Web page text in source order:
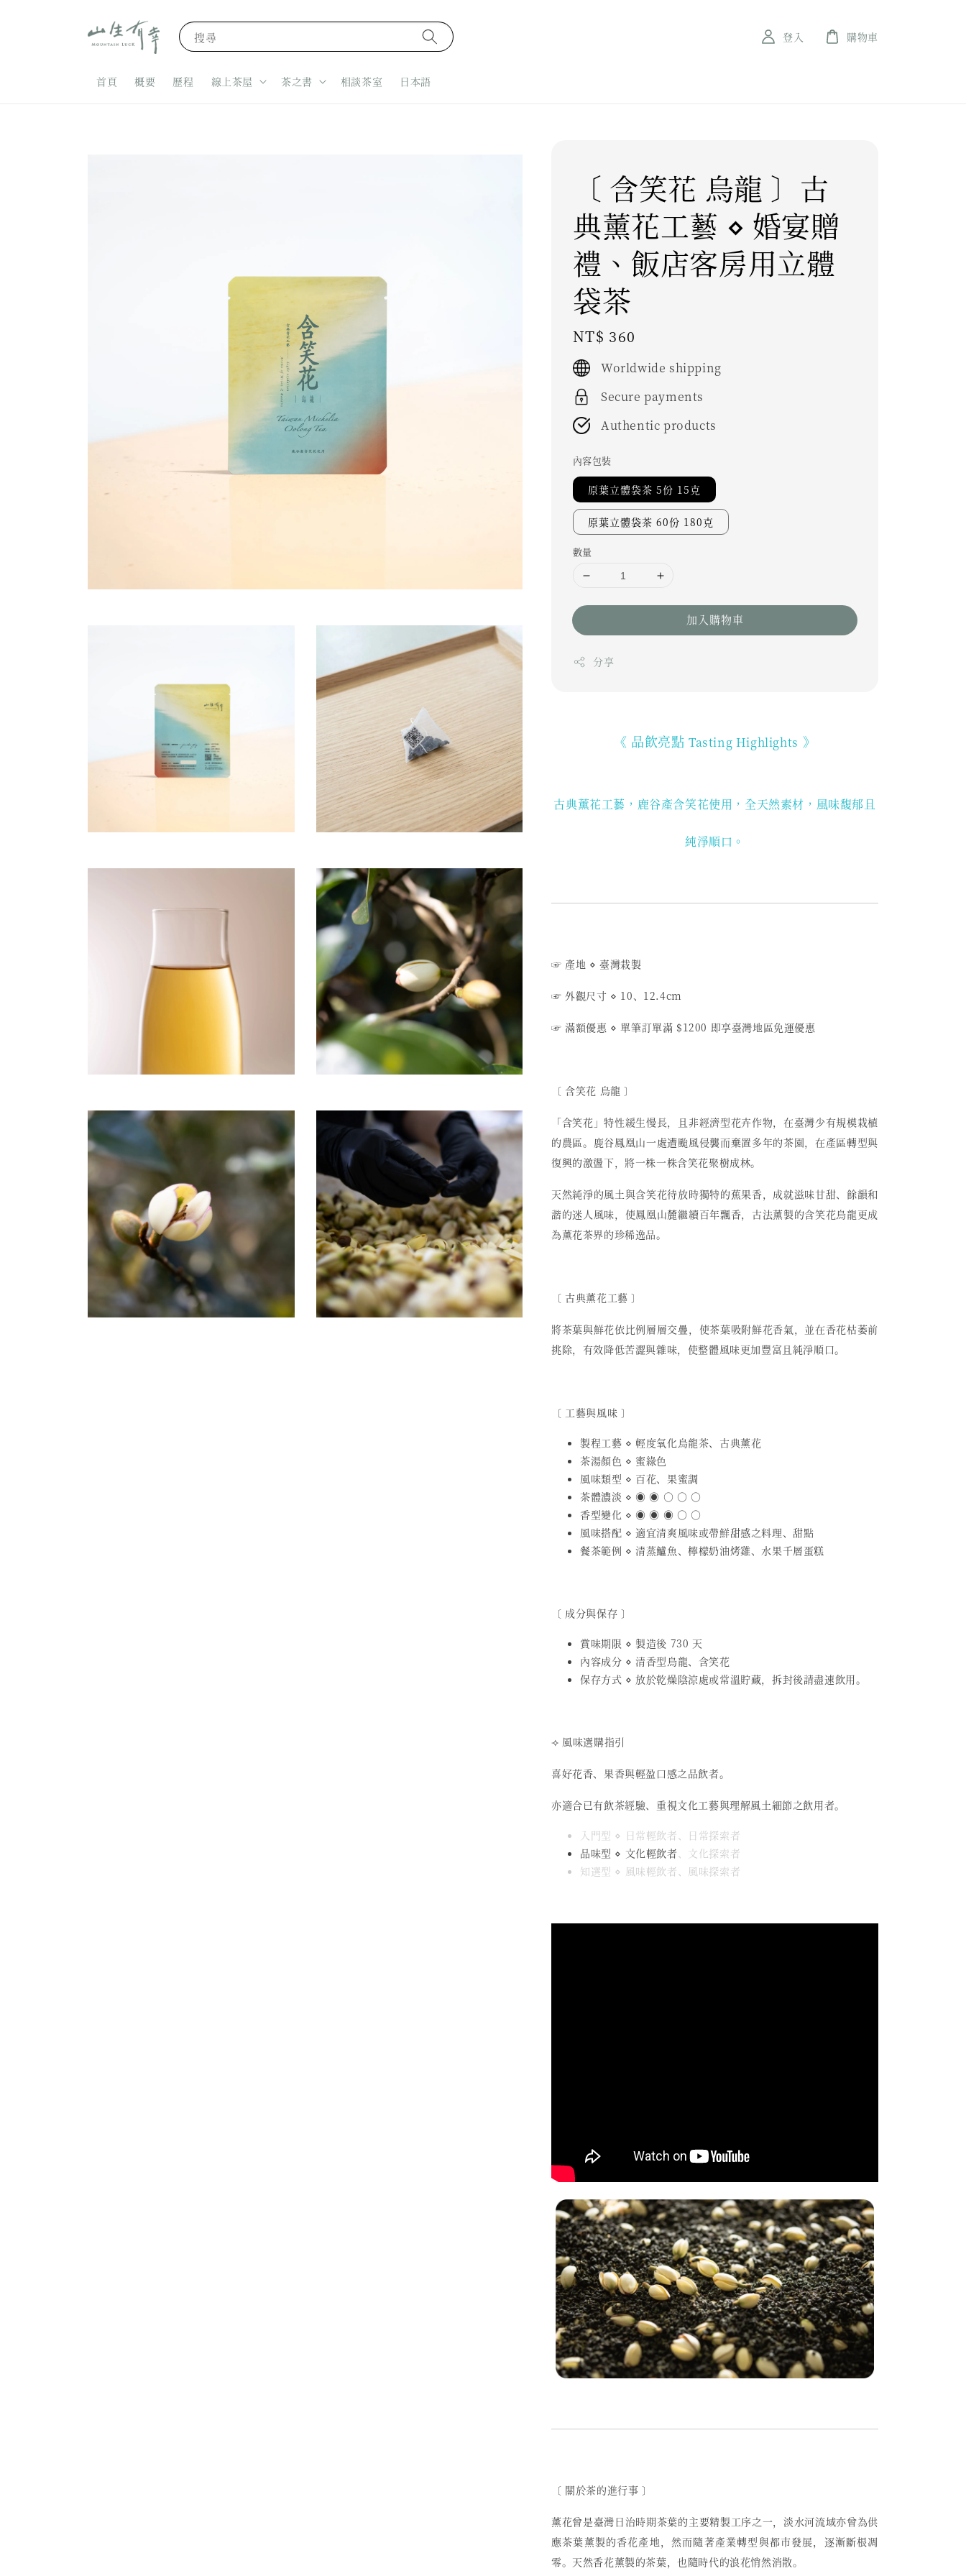
搜尋
首頁 概要 歷程 線上茶屋 茶之書 相談茶室 日本語
登入 購物車
〔 含笑花 烏龍 〕古
典薰花工藝 ⋄ 婚宴贈
禮、飯店客房用立體
袋茶
Regular
price
NT$ 360
Worldwide shipping
Secure payments
Authentic products
內容包裝
原葉立體袋茶 5份 15克
原葉立體袋茶 60份 180克
數量
加入購物車
分享
《 品飲亮點Tasting Highlights 》
古典薰花工藝，鹿谷產含笑花使用 ，全天然素材，風味馥郁且
純淨順口。
☞ 產地 ⋄ 臺灣栽製
☞ 外觀尺寸 ⋄ 10、12.4cm
☞ 滿額優惠 ⋄ 單筆訂單滿 $1200 即享臺灣地區免運優惠
〔 含笑花 烏龍 〕
「含笑花」特性緩生慢長，且非經濟型花卉作物，在臺灣少有規模栽植
的農區。鹿谷鳳凰山一處遭颱風侵襲而棄置多年的茶園，在產區轉型與
復興的激盪下，將一株一株含笑花聚樹成林。
天然純淨的風土與含笑花待放時獨特的蕉果香，成就滋味甘甜、餘韻和
諧的迷人風味，使鳳凰山麓繼續百年飄香，古法薰製的含笑花烏龍更成
為薰花茶界的珍稀逸品。
〔 古典薰花工藝 〕
將茶葉與鮮花依比例層層交疊，使茶葉吸附鮮花香氣，並在香花枯萎前
挑除，有效降低苦澀與雜味，使整體風味更加豐富且純淨順口。
〔 工藝與風味 〕
製程工藝 ⋄ 輕度氧化烏龍茶、古典薰花
茶湯顏色 ⋄ 蜜綠色
風味類型 ⋄ 百花、果蜜調
茶體濃淡 ⋄ ◉ ◉ ○ ○ ○
香型變化 ⋄ ◉ ◉ ◉ ○ ○
風味搭配 ⋄ 適宜清爽風味或帶鮮甜感之料理、甜點
餐茶範例 ⋄ 清蒸鱸魚、檸檬奶油烤雞、水果千層蛋糕
〔 成分與保存 〕
賞味期限 ⋄ 製造後 730 天
內容成分 ⋄ 清香型烏龍、含笑花
保存方式 ⋄ 放於乾燥陰涼處或常溫貯藏，拆封後請盡速飲用。
⟢ 風味選購指引
喜好花香、果香與輕盈口感之品飲者。
亦適合已有飲茶經驗、重視文化工藝與理解風土細節之飲用者。
入門型 ⋄ 日常輕飲者、日常探索者
品味型 ⋄ 文化輕飲者、文化探索者
知選型 ⋄ 風味輕飲者、風味探索者
〔 關於茶的進行事 〕
薰花曾是臺灣日治時期茶葉的主要精製工序之一， 淡水河流域亦曾為供
應茶葉薰製的香花產地，然而隨著產業轉型與都市發展，逐漸斷根凋
零。天然香花薰製的茶葉，也隨時代的浪花悄然消散。